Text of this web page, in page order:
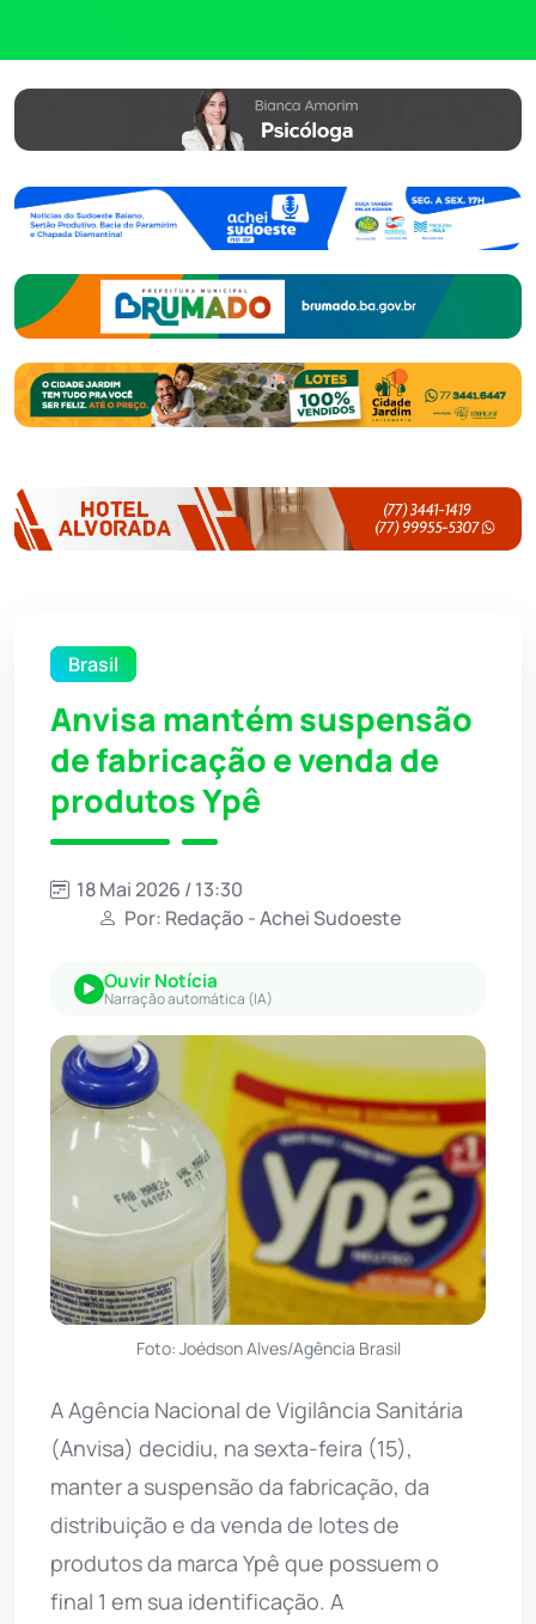
Brasil
Anvisa mantém suspensão
de fabricação e venda de
produtos Ypê
18 Mai 2026 / 13:30
Por: Redação - Achei Sudoeste
Ouvir Notícia
Narração automática (IA)
Foto: Joédson Alves/Agência Brasil
A Agência Nacional de Vigilância Sanitária
(Anvisa) decidiu, na sexta-feira (15),
manter a suspensão da fabricação, da
distribuição e da venda de lotes de
produtos da marca Ypê que possuem o
final 1 em sua identificação. A